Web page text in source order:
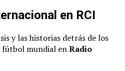
en RCI
y las historias detrás de los
fútbol mundial enRadio